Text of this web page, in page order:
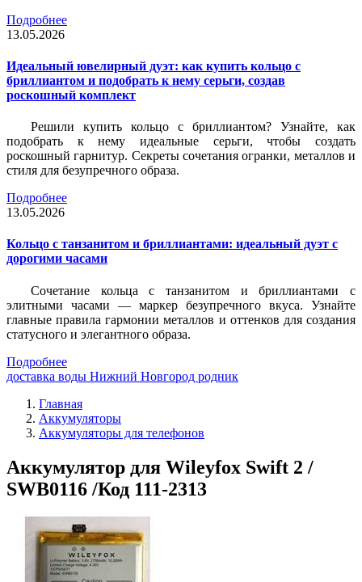
Подробнее
13.05.2026
Идеальный ювелирный дуэт: как купить кольцо с
бриллиантом и подобрать к нему серьги, создав
роскошный комплект
Решили купить кольцо с бриллиантом? Узнайте, как
подобрать к нему идеальные серьги, чтобы создать
роскошный гарнитур. Секреты сочетания огранки, металлов и
стиля для безупречного образа.
Подробнее
13.05.2026
Кольцо с танзанитом и бриллиантами: идеальный дуэт с
дорогими часами
Сочетание кольца с танзанитом и бриллиантами с
элитными часами — маркер безупречного вкуса. Узнайте
главные правила гармонии металлов и оттенков для создания
статусного и элегантного образа.
Подробнее
доставка воды Нижний Новгород родник
Главная
Аккумуляторы
Аккумуляторы для телефонов
Аккумулятор для Wileyfox Swift 2 /
SWB0116 /Код 111-2313